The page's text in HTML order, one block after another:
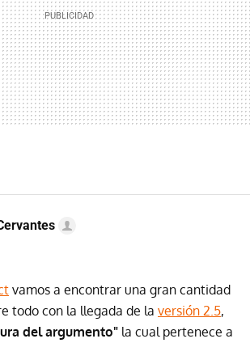
vamos a encontrar una gran cantidad
todo con la llegada de la versión 2.5,
del argumento" la cual pertenece a